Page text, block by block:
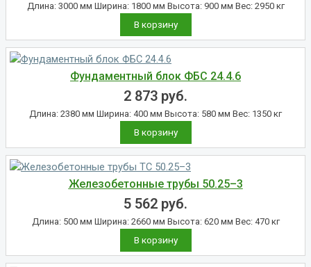
Длина: 3000 мм Ширина: 1800 мм Высота: 900 мм Вес: 2950 кг
В корзину
Фундаментный блок ФБС 24.4.6
2 873 руб.
Длина: 2380 мм Ширина: 400 мм Высота: 580 мм Вес: 1350 кг
В корзину
Железобетонные трубы 50.25–3
5 562 руб.
Длина: 500 мм Ширина: 2660 мм Высота: 620 мм Вес: 470 кг
В корзину